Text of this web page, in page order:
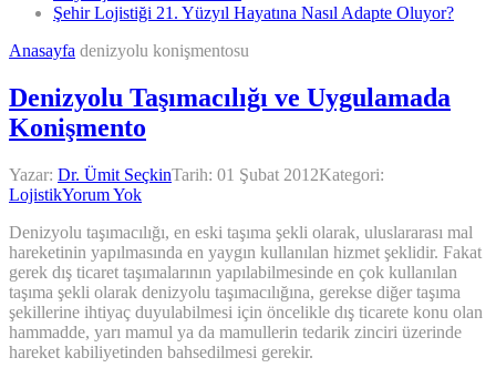
Şehir Lojistiği 21. Yüzyıl Hayatına Nasıl Adapte Oluyor?
Anasayfa denizyolu konişmentosu
Denizyolu Taşımacılığı ve Uygulamada
Konişmento
Yazar: Dr. Ümit SeçkinTarih: 01 Şubat 2012Kategori:
LojistikYorum Yok
Denizyolu taşımacılığı, en eski taşıma şekli olarak, uluslararası mal
hareketinin yapılmasında en yaygın kullanılan hizmet şeklidir. Fakat
gerek dış ticaret taşımalarının yapılabilmesinde en çok kullanılan
taşıma şekli olarak denizyolu taşımacılığına, gerekse diğer taşıma
şekillerine ihtiyaç duyulabilmesi için öncelikle dış ticarete konu olan
hammadde, yarı mamul ya da mamullerin tedarik zinciri üzerinde
hareket kabiliyetinden bahsedilmesi gerekir.